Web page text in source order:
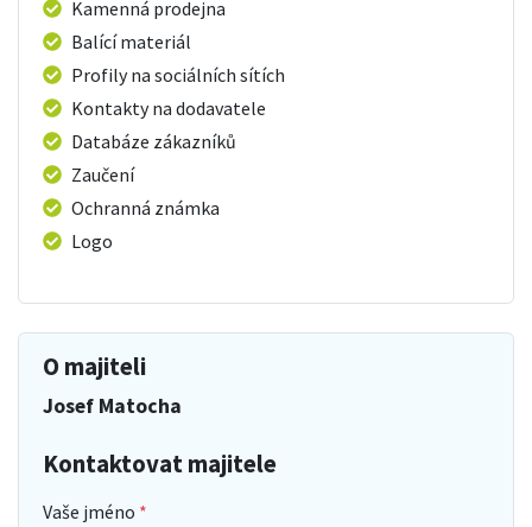
Kamenná prodejna
Balící materiál
Profily na sociálních sítích
Kontakty na dodavatele
Databáze zákazníků
Zaučení
Ochranná známka
Logo
O majiteli
Josef Matocha
Kontaktovat majitele
Vaše jméno